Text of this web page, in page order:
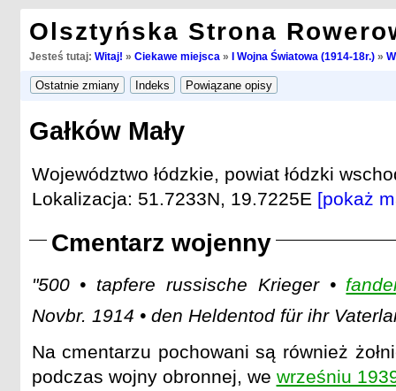
Olsztyńska Strona
Jesteś tutaj: Witaj! » Ciekawe miejsca » I Wojna Światowa (1914-18r.)»
Gałków Mały
Województwo łódzkie, powiat łódzki
Lokalizacja: 51.7233N, 19.7225E [pokaż
Cmentarz wojenny
"500 • tapfere russische Krieger •
Novbr. 1914 • den Heldentod für ihr
Na cmentarzu pochowani są również
podczas wojny obronnej, we wrześniu